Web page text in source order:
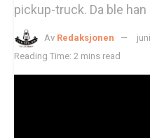
pickup-truck. Da ble
Av Redaksjonen
Reading Time: 2 mins read